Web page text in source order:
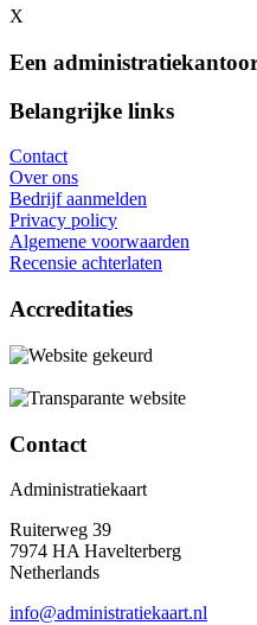
X
Een
Belangrijke links
Contact
Over ons
Bedrijf aanmelden
Privacy policy
Algemene voorwaarden
Recensie achterlaten
Accreditaties
Contact
Administratiekaart
Ruiterweg 39
7974 HA Havelterberg
Netherlands
info@administratiekaart.nl